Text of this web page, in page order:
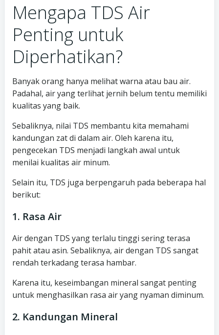
Mengapa TDS Air
Penting untuk
Diperhatikan?
Banyak orang hanya melihat warna atau bau air.
Padahal, air yang terlihat jernih belum tentu memiliki
kualitas yang baik.
Sebaliknya, nilai TDS membantu kita memahami
kandungan zat di dalam air. Oleh karena itu,
pengecekan TDS menjadi langkah awal untuk
menilai kualitas air minum.
Selain itu, TDS juga berpengaruh pada beberapa hal
berikut:
1. Rasa Air
Air dengan TDS yang terlalu tinggi sering terasa
pahit atau asin. Sebaliknya, air dengan TDS sangat
rendah terkadang terasa hambar.
Karena itu, keseimbangan mineral sangat penting
untuk menghasilkan rasa air yang nyaman diminum.
2. Kandungan Mineral